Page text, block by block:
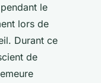
le
lors de
Durant ce
de